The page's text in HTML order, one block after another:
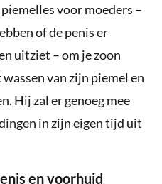
voor moeders –
of de penis er
uitziet – om je zoon
van zijn piemel en
Hij zal er genoeg mee
in zijn eigen tijd uit
en voorhuid